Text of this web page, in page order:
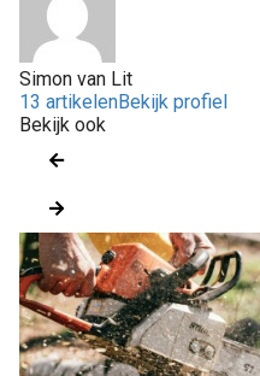
Simon van Lit
13 artikelenBekijk profiel
Bekijk ook